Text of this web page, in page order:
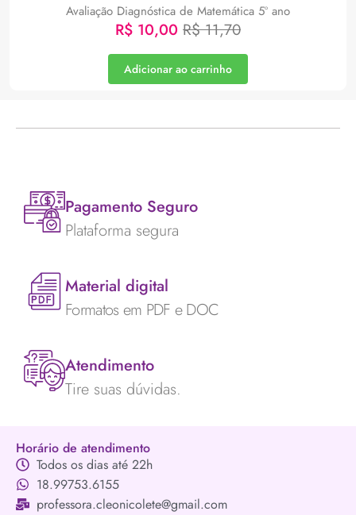
Avaliação Diagnóstica de Matemática 5º ano
R$ 10,00 R$11,70
Adicionar ao carrinho
Pagamento Seguro
Plataforma segura
Material digital
Formatos em PDF e DOC
Atendimento
Tire suas dúvidas.
Horário de atendimento
Todos os dias até 22h
18.99753.6155
professora.cleonicolete@gmail.com